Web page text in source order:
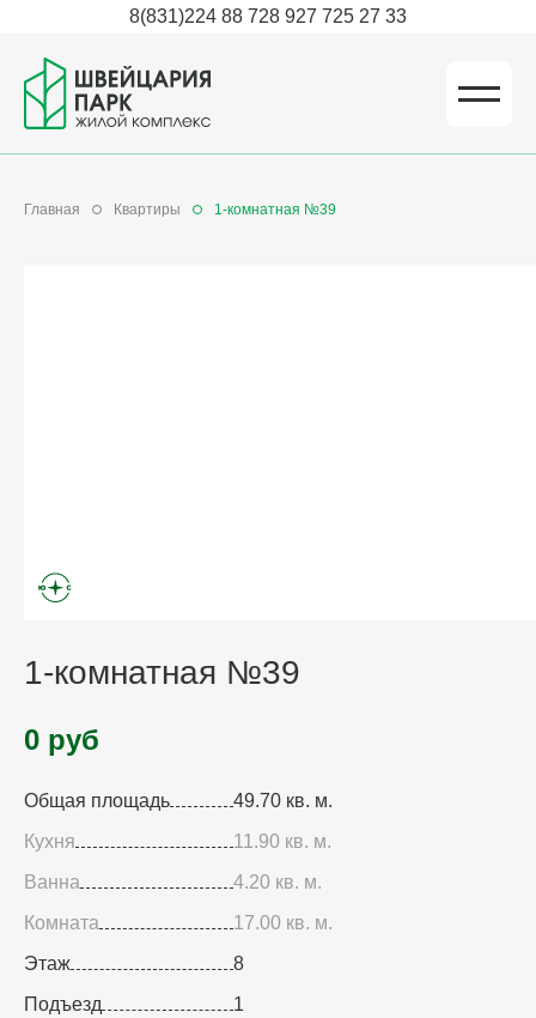
8(831)224 88 728 927 725 27 33
Главная Квартиры 1-комнатная №39
1-комнатная №39
0 руб
Общая площадь
49.70 кв. м.
Кухня
11.90 кв. м.
Ванна
4.20 кв. м.
Комната
17.00 кв. м.
Этаж
8
Подъезд
1